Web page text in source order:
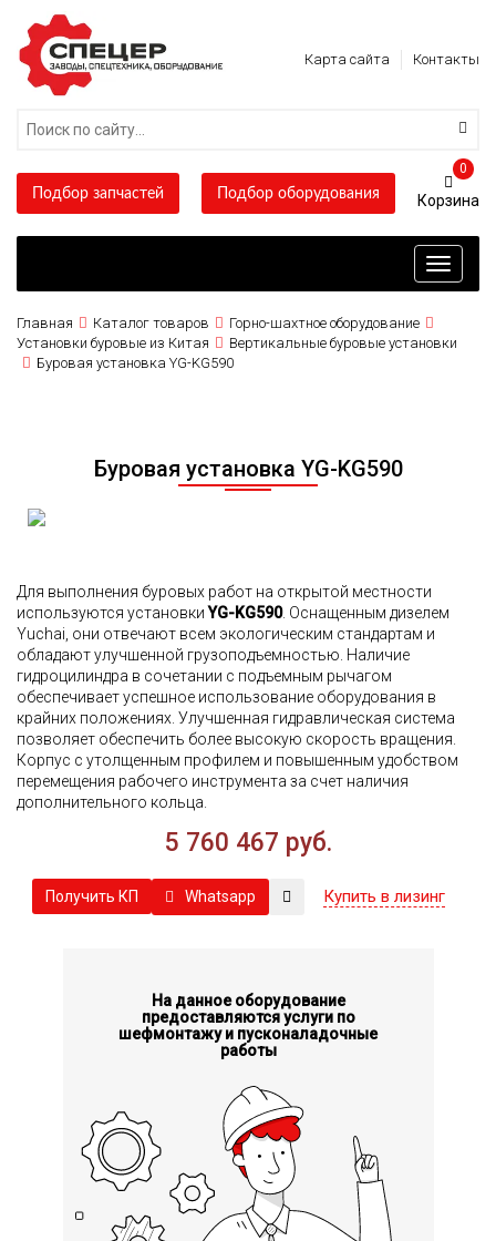
Карта сайта Контакты
Подбор запчастей Подбор оборудования
0
Toggle
Главная Каталог товаров
Горно-шахтное оборудование
Установки буровые из Китая
Вертикальные буровые установки
Буровая установка YG-KG590
Буровая установка YG-KG590
Для выполнения буровых работ на открытой местности
используются установкиYG-KG590. Оснащенным дизелем
Yuchai, они отвечают всем экологическим стандартам и
обладают улучшенной грузоподъемностью. Наличие
гидроцилиндра в сочетании с подъемным рычагом
обеспечивает успешное использование оборудования в
крайних положениях. Улучшенная гидравлическая система
позволяет обеспечить более высокую скорость вращения.
Корпус с утолщенным профилем и повышенным удобством
перемещения рабочего инструмента за счет наличия
дополнительного кольца.
5 760 467 руб.
Получить КП Whatsapp Купить в лизинг
На данное оборудование
предоставляются услуги по
шефмонтажу и пусконаладочные
работы